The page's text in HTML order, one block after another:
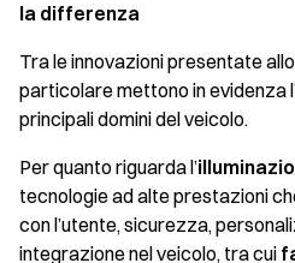
la differenza
Tra le innovazioni presentate
particolare mettono in evidenza
principali domini del veicolo.
Per quanto riguarda l’
tecnologie ad alte prestazioni
con l’utente, sicurezza,
integrazione nel veicolo, tra cui